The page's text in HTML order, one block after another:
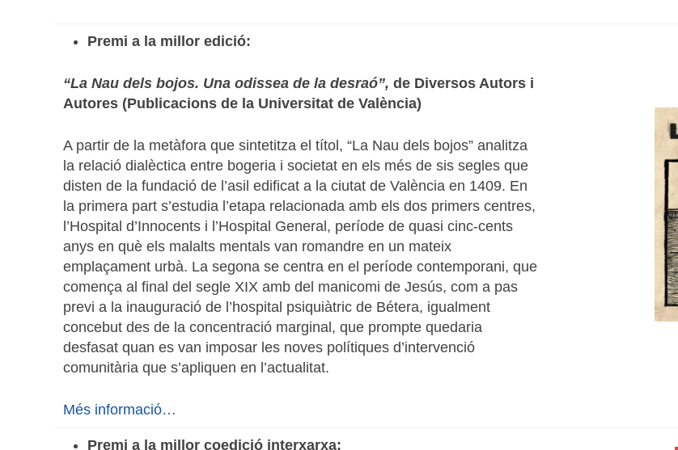
Premi a la millor edició:
“La Nau dels bojos. Una odissea de la desraó”, de Diversos Autors i
Autores (Publicacions de la Universitat de València)
A partir de la metàfora que sintetitza el títol, “La Nau dels bojos” analitza
la relació dialèctica entre bogeria i societat en els més de sis segles que
disten de la fundació de l’asil edificat a la ciutat de València en 1409. En
la primera part s’estudia l’etapa relacionada amb els dos primers centres,
l’Hospital d’Innocents i l’Hospital General, període de quasi cinc-cents
anys en què els malalts mentals van romandre en un mateix
emplaçament urbà. La segona se centra en el període contemporani, que
comença al final del segle XIX amb del manicomi de Jesús, com a pas
previ a la inauguració de l’hospital psiquiàtric de Bétera, igualment
concebut des de la concentració marginal, que prompte quedaria
desfasat quan es van imposar les noves polítiques d’intervenció
comunitària que s’apliquen en l’actualitat.
Més informació…
Premi a la millor coedició interxarxa: